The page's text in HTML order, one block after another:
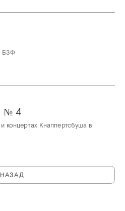
БЗФ
№ 4
концертах Кнаппертсбуша в
НАЗАД